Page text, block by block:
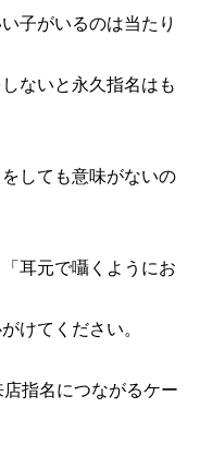
子がいるのは当たり
ないと永久指名はも
しても意味がないの
耳元で囁くようにお
けてください。
指名につながるケー